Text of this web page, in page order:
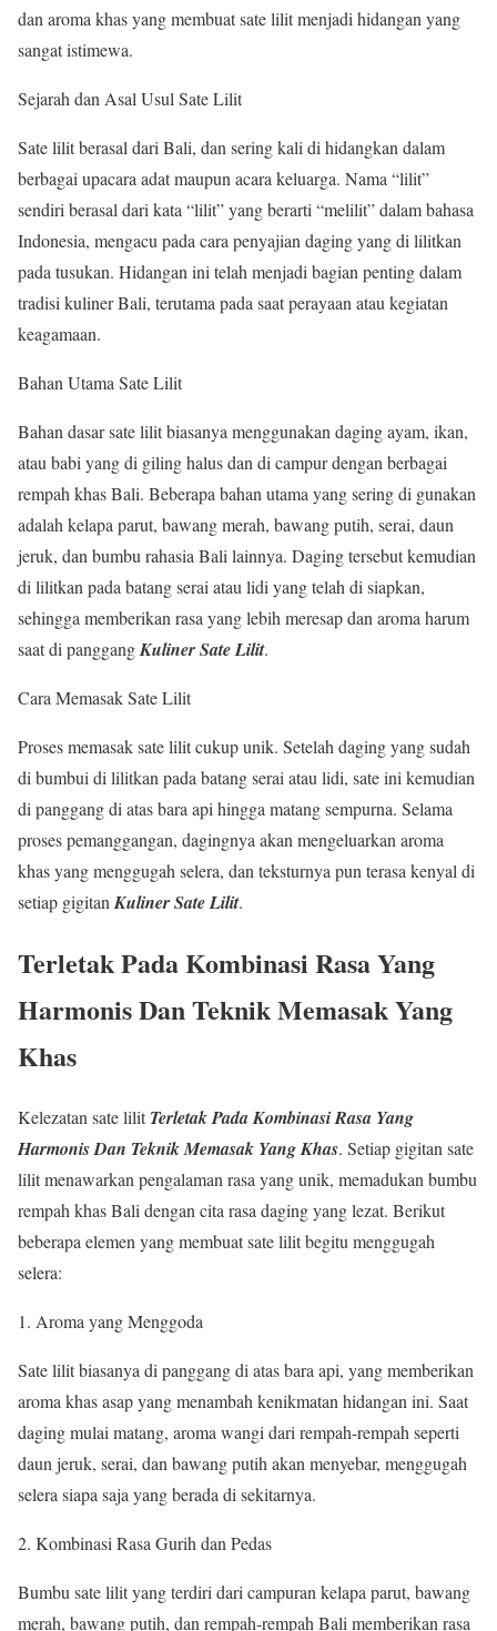
dan aroma khas yang membuat sate lilit menjadi hidangan yang
sangat istimewa.
Sejarah dan Asal Usul Sate Lilit
Sate lilit berasal dari Bali, dan sering kali di hidangkan dalam
berbagai upacara adat maupun acara keluarga. Nama “lilit”
sendiri berasal dari kata “lilit” yang berarti “melilit” dalam bahasa
Indonesia, mengacu pada cara penyajian daging yang di lilitkan
pada tusukan. Hidangan ini telah menjadi bagian penting dalam
tradisi kuliner Bali, terutama pada saat perayaan atau kegiatan
keagamaan.
Bahan Utama Sate Lilit
Bahan dasar sate lilit biasanya menggunakan daging ayam, ikan,
atau babi yang di giling halus dan di campur dengan berbagai
rempah khas Bali. Beberapa bahan utama yang sering di gunakan
adalah kelapa parut, bawang merah, bawang putih, serai, daun
jeruk, dan bumbu rahasia Bali lainnya. Daging tersebut kemudian
di lilitkan pada batang serai atau lidi yang telah di siapkan,
sehingga memberikan rasa yang lebih meresap dan aroma harum
saat di panggangKuliner Sate Lilit.
Cara Memasak Sate Lilit
Proses memasak sate lilit cukup unik. Setelah daging yang sudah
di bumbui di lilitkan pada batang serai atau lidi, sate ini kemudian
di panggang di atas bara api hingga matang sempurna. Selama
proses pemanggangan, dagingnya akan mengeluarkan aroma
khas yang menggugah selera, dan teksturnya pun terasa kenyal di
setiap gigitanKuliner Sate Lilit.
Terletak Pada Kombinasi Rasa Yang
Harmonis Dan Teknik Memasak Yang
Khas
Kelezatan sate lilitTerletak Pada Kombinasi Rasa Yang
Harmonis Dan Teknik Memasak Yang Khas. Setiap gigitan sate
lilit menawarkan pengalaman rasa yang unik, memadukan bumbu
rempah khas Bali dengan cita rasa daging yang lezat. Berikut
beberapa elemen yang membuat sate lilit begitu menggugah
selera:
Aroma yang Menggoda
Sate lilit biasanya di panggang di atas bara api, yang memberikan
aroma khas asap yang menambah kenikmatan hidangan ini. Saat
daging mulai matang, aroma wangi dari rempah-rempah seperti
daun jeruk, serai, dan bawang putih akan menyebar, menggugah
selera siapa saja yang berada di sekitarnya.
Kombinasi Rasa Gurih dan Pedas
Bumbu sate lilit yang terdiri dari campuran kelapa parut, bawang
merah, bawang putih, dan rempah-rempah Bali memberikan rasa